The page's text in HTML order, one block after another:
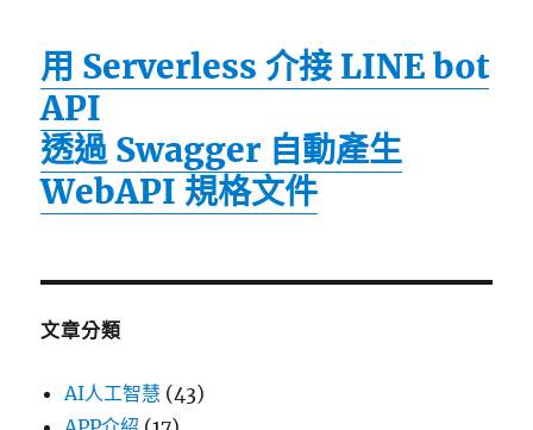
用 Serverless 介接 LINE bot
API
透過 Swagger 自動產生
WebAPI 規格文件
文章分類
AI人工智慧 (43)